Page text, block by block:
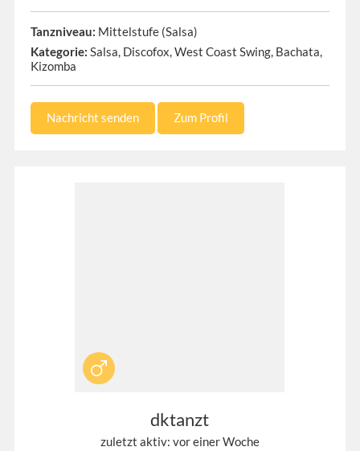
Tanzniveau: Mittelstufe (Salsa)
Kategorie: Salsa, Discofox, West Coast Swing, Bachata,
Kizomba
Nachricht senden Zum Profil
dktanzt
zuletzt aktiv: vor einer Woche